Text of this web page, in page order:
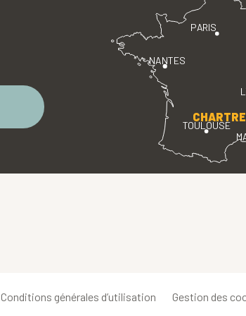
PARIS
TOULOUSE
NANTES
Conditions générales d’utilisation Gestion des